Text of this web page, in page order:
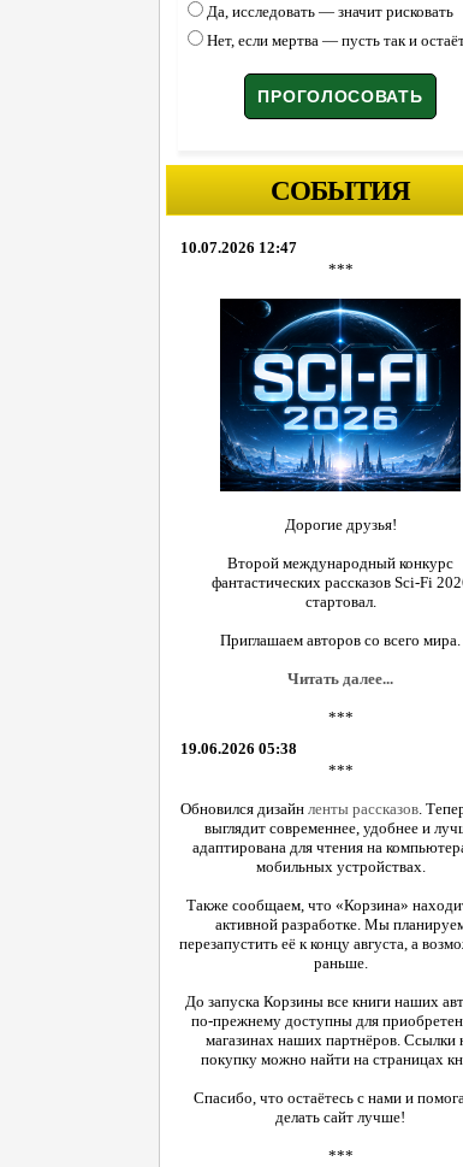
Да, исследовать — значит рисковать
Нет, если мертва — пусть так и
СОБЫТИЯ
10.07.2026 12:47
***
Дорогие друзья!
Второй международный конкурс
фантастических рассказов Sci-Fi
стартовал.
Приглашаем авторов со всего мира.
Читать далее...
***
19.06.2026 05:38
***
Обновился дизайн ленты рассказов.
выглядит современнее, удобнее и
адаптирована для чтения на
мобильных устройствах.
Также сообщаем, что «Корзина»
активной разработке. Мы
перезапустить её к концу августа, а
раньше.
До запуска Корзины все книги наших
по-прежнему доступны для
магазинах наших партнёров. Ссылки
покупку можно найти на страницах
Спасибо, что остаётесь с нами и
делать сайт лучше!
***